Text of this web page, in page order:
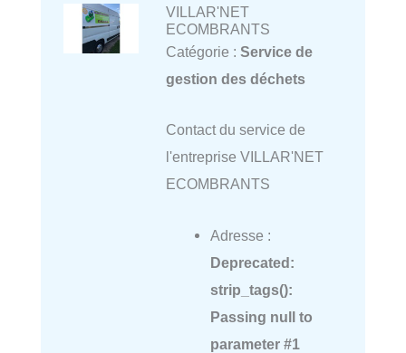
VILLAR'NET
ECOMBRANTS
Catégorie : Service de
gestion des déchets
Contact du service de
l'entreprise VILLAR'NET
ECOMBRANTS
Adresse :
Deprecated:
strip_tags():
Passing null to
parameter #1